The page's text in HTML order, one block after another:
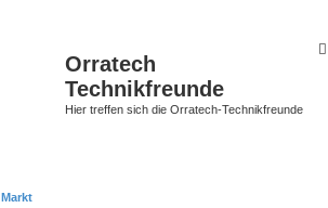
Orratech
Technikfreunde
Hier treffen sich die Orratech-Technikfreunde
Markt